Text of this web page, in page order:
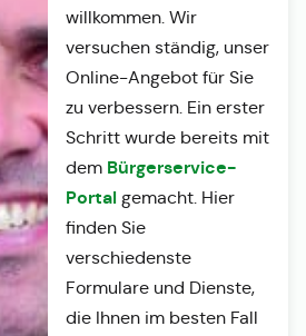
willkommen. Wir
versuchen ständig, unser
Online-Angebot für Sie
zu verbessern. Ein erster
Schritt wurde bereits mit
dem Bürgerservice-
Portalgemacht. Hier
finden Sie
verschiedenste
Formulare und Dienste,
die Ihnen im besten Fall